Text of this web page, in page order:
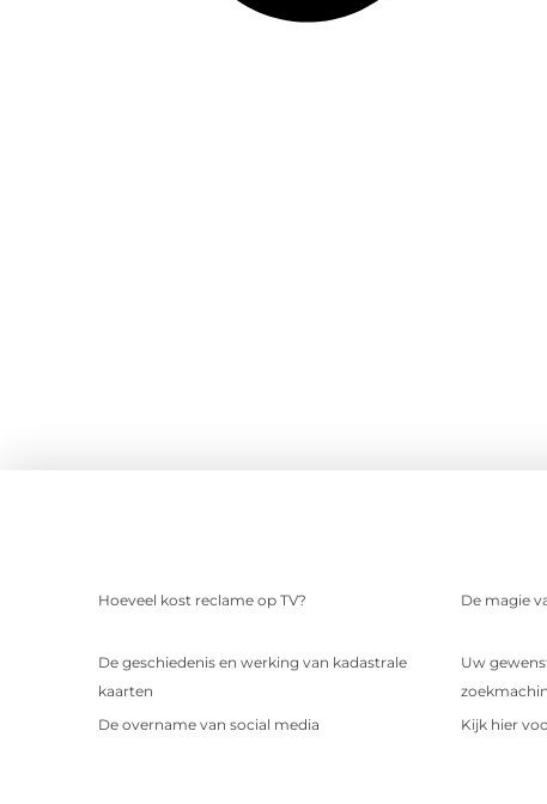
Hoeveel kost reclame op TV? De magie
De geschiedenis en werking van kadastrale
kaarten
Uw
De overname van social media Kijk hier